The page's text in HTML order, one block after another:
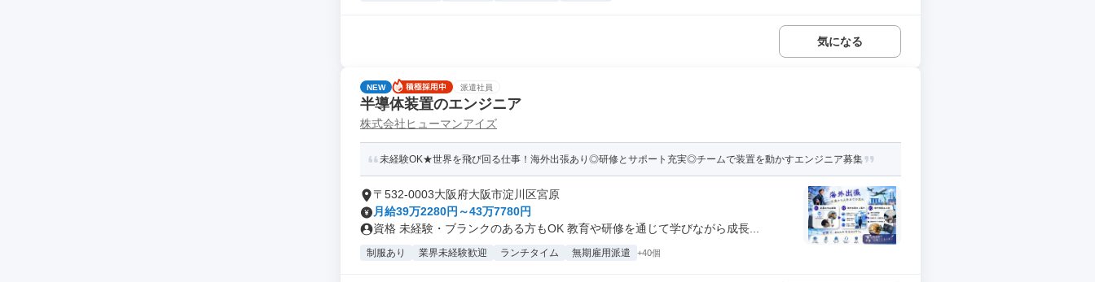
気になる
NEW 派遣社員
半導体装置のエンジニア
株式会社ヒューマンアイズ
未経験OK★世界を飛び回る仕事！海外出張あり◎研修とサポート充実◎チームで装置を動かすエンジニア募集
〒532-0003大阪府大阪市淀川区宮原
月給39万2280円～43万7780円
資格 未経験・ブランクのある方もOK 教育や研修を通じて学びながら成長...
制服あり 業界未経験歓迎 ランチタイム 無期雇用派遣 +40個